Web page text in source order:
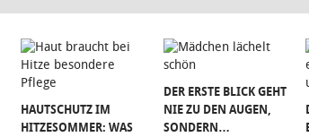
HAUTSCHUTZ IM
HITZESOMMER: WAS
DER ERSTE BLICK GEHT
NIE ZU DEN AUGEN,
SONDERN…